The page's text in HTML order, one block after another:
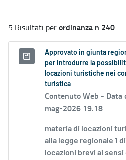
5 Risultati perordinanza n 240
Approvato in giunta
per introdurre la
locazioni turistiche nei
turistica
Contenuto Web - Data
mag-2026 19.18
materia di locazioni
alla legge regionale 1
locazioni brevi ai sensi